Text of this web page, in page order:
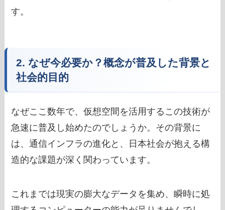
す。
2. なぜ今必要か？概念が普及した背景と
社会的目的
なぜここ数年で、仮想空間を活用するこの技術が
急速に普及し始めたのでしょうか。その背景に
は、通信インフラの進化と、日本社会が抱える構
造的な課題が深く関わっています。
これまでは現実の膨大なデータを集め、瞬時に処